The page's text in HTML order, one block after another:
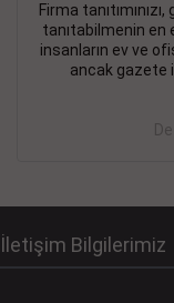
Firma
tanıtabilmenin en
insanların ev ve
ancak gazete
İletişim Bilgilerimiz
DEVREMÜLK
SİNYE Tekstile
elemanı
Devamını Gör